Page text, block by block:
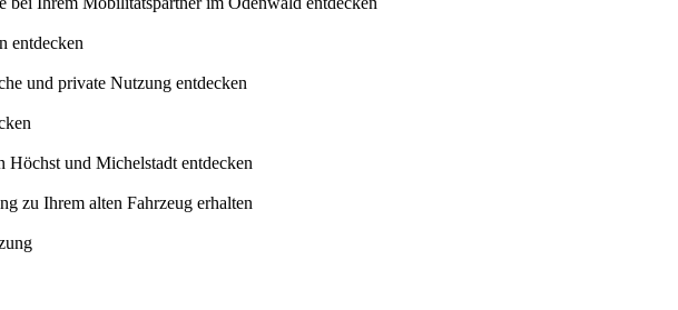
entdecken
und private Nutzung entdecken
Höchst und Michelstadt entdecken
zu Ihrem alten Fahrzeug erhalten